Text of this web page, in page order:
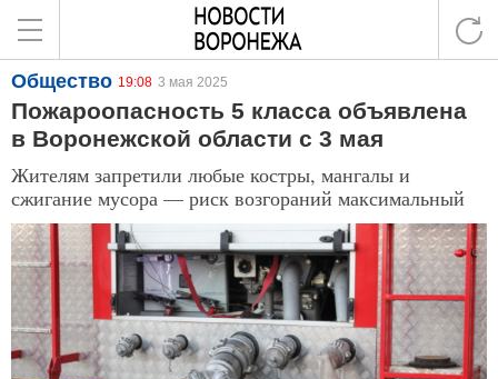
Общество 19:08 3 мая 2025
Пожароопасность 5 класса объявлена
в Воронежской области с 3 мая
Жителям запретили любые костры, мангалы и
сжигание мусора — риск возгораний максимальный